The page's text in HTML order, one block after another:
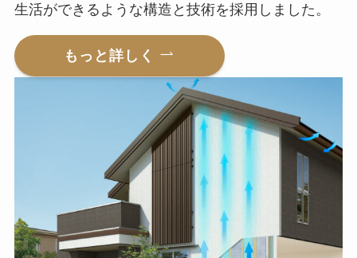
生活ができるような構造と技術を採用しました。
もっと詳しく